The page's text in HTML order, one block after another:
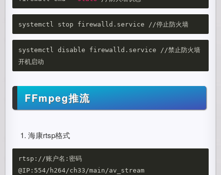
systemctl disable firewalld.service //禁止防火墙
FFmpeg推流
海康rtsp格式
rtsp://账户名:密码
@IP:554/h264/ch33/main/av_stream